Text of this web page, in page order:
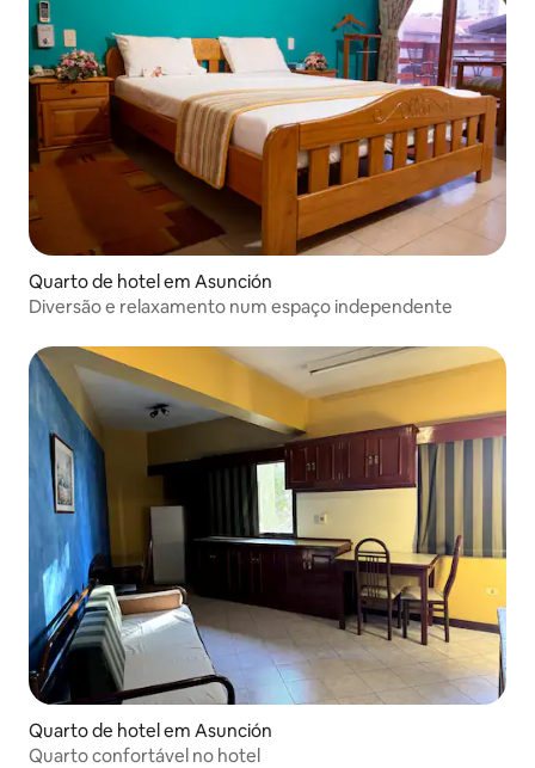
Quarto de hotel em Asunción
Diversão e relaxamento num espaço independente
Quarto de hotel em Asunción
Quarto confortável no hotel